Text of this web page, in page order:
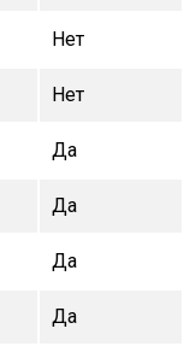
Нет
Нет
Да
Да
Да
Да